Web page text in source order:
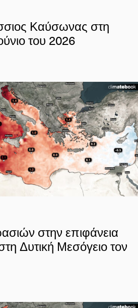
Καύσωνας στη
του 2026
στην επιφάνεια
Δυτική Μεσόγειο τον